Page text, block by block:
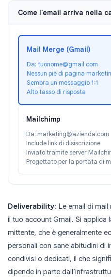
Come l'email arriva nella
Mail Merge (Gmail)
Da: tuonome@gmail.com
Nessun piè di pagina
Sembra un messaggio 1:1
Alto tasso di risposta
Mailchimp
Da: marketing@azienda.com
Include link di disiscrizione
Inviato tramite server
Progettato per la portata di
Deliverability: Le email di
il tuo account Gmail. Si applica
mittente, che è generalmente
personali con sane abitudini di
condivisi o dedicati, il che
dipende in parte